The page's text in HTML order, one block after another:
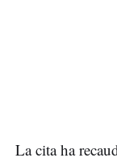
La cita ha